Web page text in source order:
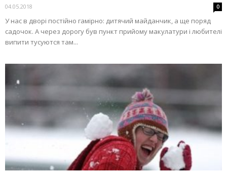
04.05.2018 0
У нас в дворі постійно гамірно: дитячий майданчик, а ще поряд
садочок. А через дорогу був пункт прийому макулатури і любителі
випити тусуются там...